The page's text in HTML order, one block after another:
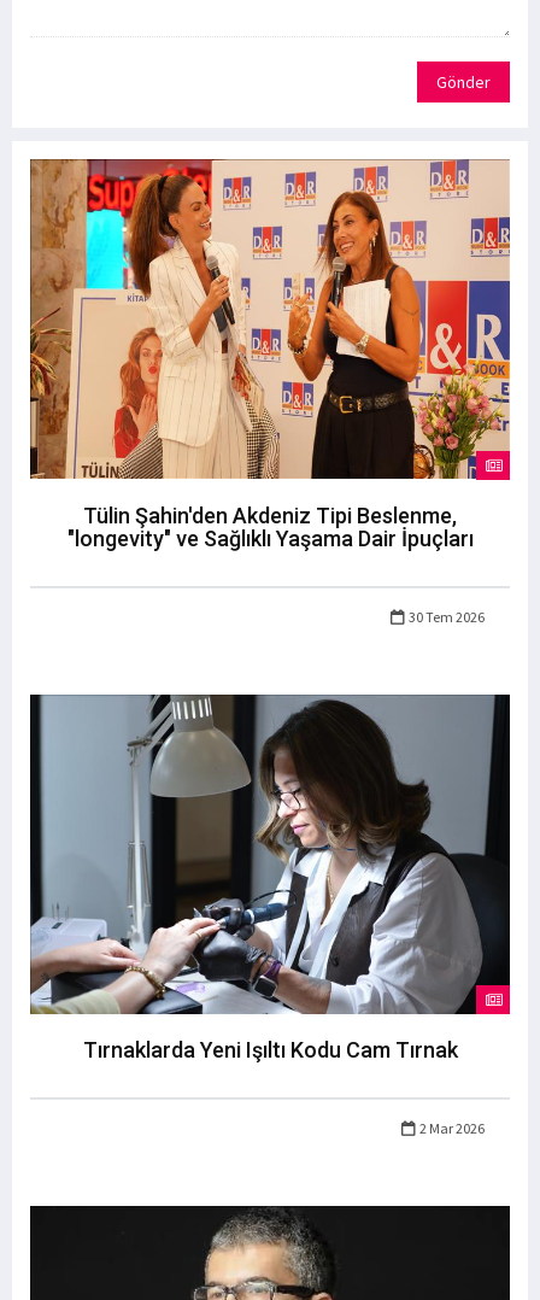
Gönder
Tülin Şahin'den Akdeniz Tipi Beslenme,
"longevity" ve Sağlıklı Yaşama Dair İpuçları
30 Tem 2026
Tırnaklarda Yeni Işıltı Kodu Cam Tırnak
2 Mar 2026